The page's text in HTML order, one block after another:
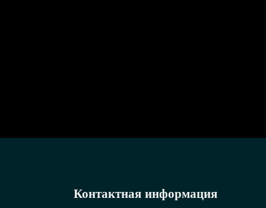
Контактная информация